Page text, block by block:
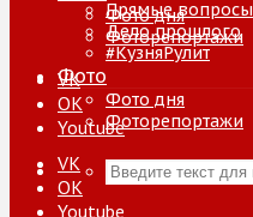
Фото дня
Фоторепортажи
VK
ОК
Youtube
Прямые вопросы
Дело прошлого
#КузняРулит
Фото
Фото дня
Фоторепортажи
VK
ОК
Youtube